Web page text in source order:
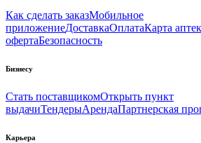
Как сделать заказМобильное
приложениеДоставкаОплатаКарта аптек
офертаБезопасность
Бизнесу
Стать поставщикомОткрыть пункт
выдачиТендерыАрендаПартнерская
Карьера